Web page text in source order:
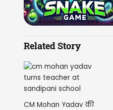
Related Story
CM Mohan Yadav की